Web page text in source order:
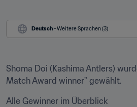
Deutsch - Weitere Sprachen (3)
Shoma Doi (Kashima Antlers)
Match Award winner" gewählt.
Alle Gewinner im Überblick